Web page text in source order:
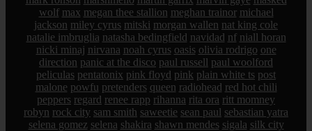
wolf max megan thee stallion meghan trainor michael
jackson miley cyrus mitski morgan wallen nat king cole
natalie imbruglia natasha bedingfield navidad nf niall horan
nicki minaj nirvana noah cyrus oasis olivia rodrigo one
direction panic at the disco paul russell paul woolford
peliculas pentatonix pink floyd pink plain white ts post
malone powfu pretenders queen radiohead red hot chili
peppers regard renee rapp rihanna rita ora ritt momney
robyn rock city sam smith saweetie sean paul sebastian yatra
selena gomez selena shakira shawn mendes sigala silk city